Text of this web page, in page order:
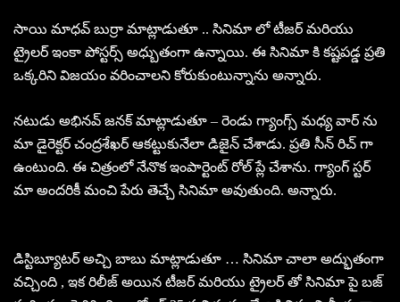
సాయి మాధవ్ బుర్రా మాట్లాడుతూ .. సినిమా లో టీజర్ మరియు
ట్రైలర్ ఇంకా పోస్టర్స్ అధ్బుతంగా ఉన్నాయి. ఈ సినిమా కి కష్టపడ్డ ప్రతి
ఒక్కరిని విజయం వరించాలని కోరుకుంటున్నాను అన్నారు.
నటుడు అభినవ్ జనక్ మాట్లాడుతూ – రెండు గ్యాంగ్స్ మధ్య వార్ ను
మా డైరెక్టర్ చంద్రశేఖర్ ఆకట్టుకునేలా డిజైన్ చేశాడు. ప్రతి సీన్ రిచ్ గా
ఉంటుంది. ఈ చిత్రంలో నేనొక ఇంపార్టెంట్ రోల్ ప్లే చేశాను. గ్యాంగ్ స్టర్
మా అందరికీ మంచి పేరు తెచ్చే సినిమా అవుతుంది. అన్నారు.
డిస్టిబ్యూటర్ అచ్చి బాబు మాట్లాడుతూ … సినిమా చాలా అద్భుతంగా
వచ్చింది , ఇక రిలీజ్ అయిన టీజర్ మరియు ట్రైలర్ తో సినిమా పై బజ్